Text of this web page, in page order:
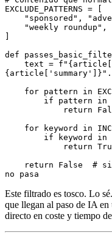
EXCLUDE_PATTERNS = [
    "sponsored"
,
    "weekly roundup"
,
]
def
    text
= f " {article [
{article [ 'summary' ] } " .
    for
pattern in
        if
pattern in
            return
    for
keyword in
        if
keyword in
            return
    return
False
#
no pasa
Este filtrado es tosco. Lo
que llegan al paso de IA
directo en coste y tiempo